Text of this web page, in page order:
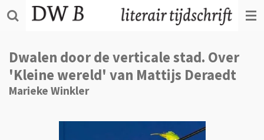
Ga
direct
de
hoofdinhoud
Dwalen door de verticale stad. Over
'Kleine wereld' van Mattijs Deraedt
Marieke Winkler